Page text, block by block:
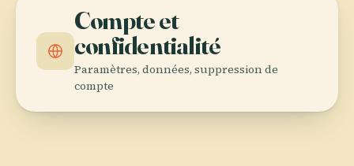
Compte et
confidentialité
Paramètres, données, suppression de
compte